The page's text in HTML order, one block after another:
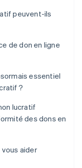
peuvent-ils
de don en ligne
essentiel
?
lucratif
des dons en
aider